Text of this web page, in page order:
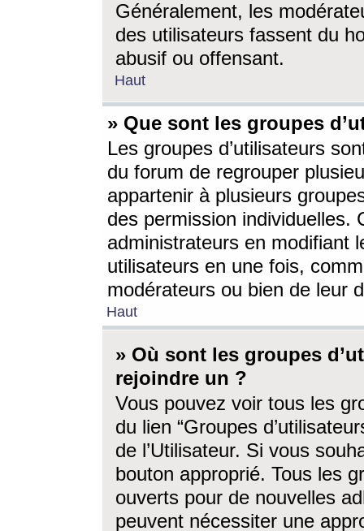
Généralement, les
des utilisateurs fassent du
abusif ou offensant.
Haut
» Que sont les groupes
Les groupes d’utilisateurs
du forum de regrouper
appartenir à plusieurs
des permission individuelles.
administrateurs en modifiant
utilisateurs en une fois,
modérateurs ou bien de leur
Haut
» Où sont les groupes
rejoindre un ?
Vous pouvez voir tous les
du lien “Groupes
de l’Utilisateur. Si vous
bouton approprié. Tous les
ouverts pour de nouvelles
peuvent nécessiter une